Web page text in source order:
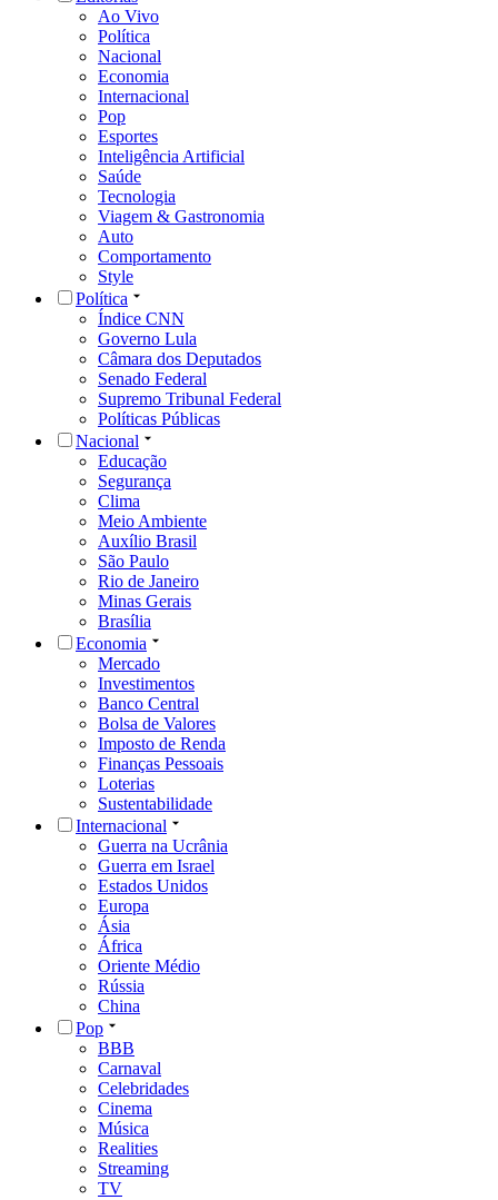
Ao Vivo
Política
Nacional
Economia
Internacional
Pop
Esportes
Inteligência Artificial
Saúde
Tecnologia
Viagem & Gastronomia
Auto
Comportamento
Style
Política
Índice CNN
Governo Lula
Câmara dos Deputados
Senado Federal
Supremo Tribunal Federal
Políticas Públicas
Nacional
Educação
Segurança
Clima
Meio Ambiente
Auxílio Brasil
São Paulo
Rio de Janeiro
Minas Gerais
Brasília
Economia
Mercado
Investimentos
Banco Central
Bolsa de Valores
Imposto de Renda
Finanças Pessoais
Loterias
Sustentabilidade
Internacional
Guerra na Ucrânia
Guerra em Israel
Estados Unidos
Europa
Ásia
África
Oriente Médio
Rússia
China
Pop
BBB
Carnaval
Celebridades
Cinema
Música
Realities
Streaming
TV